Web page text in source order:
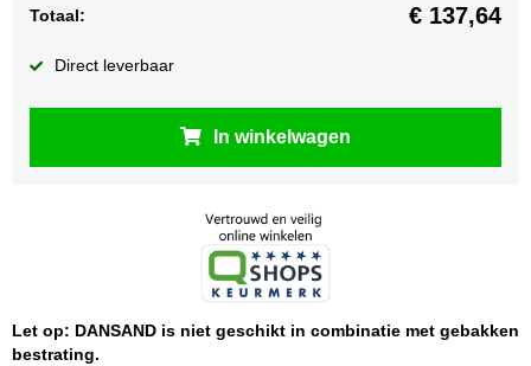
Totaal: € 137,64
Direct leverbaar
In winkelwagen
Let op: DANSAND is niet geschikt in combinatie met gebakken
bestrating.